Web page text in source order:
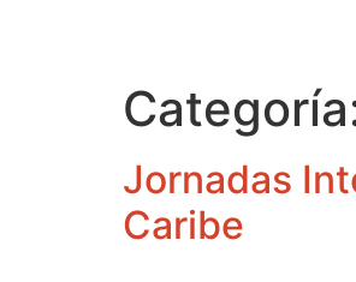
Jornadas
Caribe